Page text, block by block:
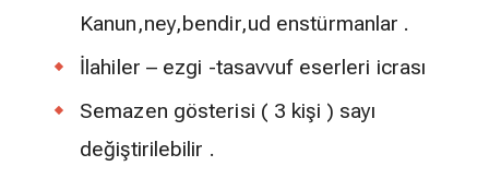
Kanun,ney,bendir,ud enstürmanlar .
İlahiler – ezgi -tasavvuf eserleri icrası
Semazen gösterisi ( 3 kişi ) sayı
değiştirilebilir .